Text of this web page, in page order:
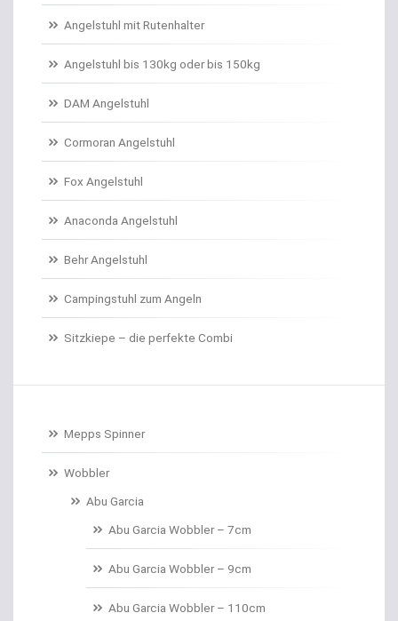
Angelschnur Waller
Angelschnur Zander/Barsch
Angelstühle
Angelstuhl Behr
Anti Tangle Booms
Assist Hooks
Auftriebskugeln
Auftriebssysteme für Köder
Baitcastrollen
Baitformer für Forellenteig
Banksticks/Erdspeere
Barrows & Trolleys
Barschhaken gebunden
Angelstuhl mit Rutenhalter
Angelstuhl bis 130kg oder bis 150kg
DAM Angelstuhl
Cormoran Angelstuhl
Fox Angelstuhl
Anaconda Angelstuhl
Behr Angelstuhl
Campingstuhl zum Angeln
Sitzkiepe – die perfekte Combi
Mepps Spinner
Wobbler
Abu Garcia
Abu Garcia Wobbler – 7cm
Abu Garcia Wobbler – 9cm
Abu Garcia Wobbler – 110cm